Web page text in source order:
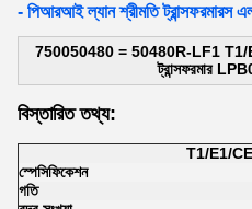
- পিআরআই ল্যান শ্রীমতি
750050480 = 50480R-LF1
ট্রান্সফরমার
বিস্তারিত তথ্য:
T1/E1/
স্পেসিফিকেশন
গতি